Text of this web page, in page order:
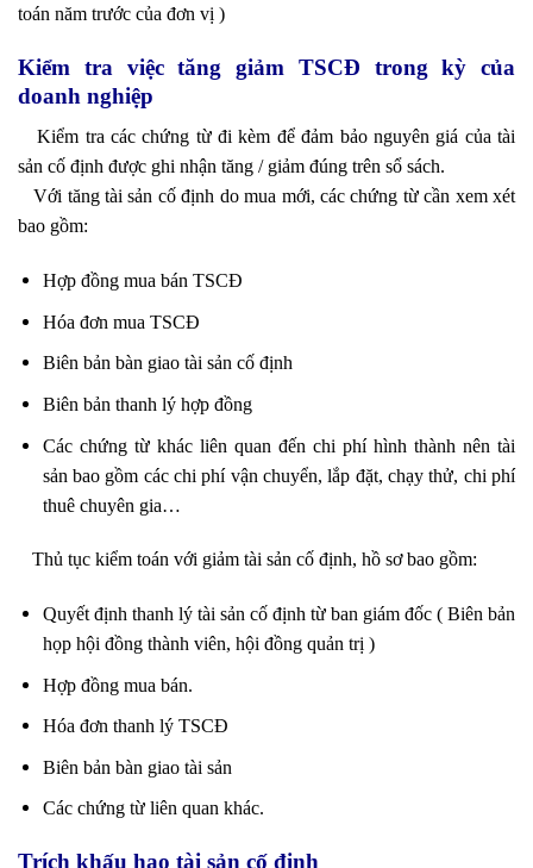
toán năm trước của đơn vị )
Kiểm tra việc tăng giảm TSCĐ trong kỳ của
doanh nghiệp
Kiểm tra các chứng từ đi kèm để đảm bảo nguyên giá của tài
sản cố định được ghi nhận tăng / giảm đúng trên sổ sách.
Với tăng tài sản cố định do mua mới, các chứng từ cần xem xét
bao gồm:
Hợp đồng mua bán TSCĐ
Hóa đơn mua TSCĐ
Biên bản bàn giao tài sản cố định
Biên bản thanh lý hợp đồng
Các chứng từ khác liên quan đến chi phí hình thành nên tài
sản bao gồm các chi phí vận chuyển, lắp đặt, chạy thử, chi phí
thuê chuyên gia…
Thủ tục kiểm toán với giảm tài sản cố định, hồ sơ bao gồm:
Quyết định thanh lý tài sản cố định từ ban giám đốc ( Biên bản
họp hội đồng thành viên, hội đồng quản trị )
Hợp đồng mua bán.
Hóa đơn thanh lý TSCĐ
Biên bản bàn giao tài sản
Các chứng từ liên quan khác.
Trích khấu hao tài sản cố định